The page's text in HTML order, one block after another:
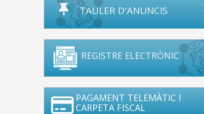
TAULER D'ANUNCIS
REGISTRE ELECTRÒNIC
PAGAMENT TELEMÀTIC I
CARPETA FISCAL